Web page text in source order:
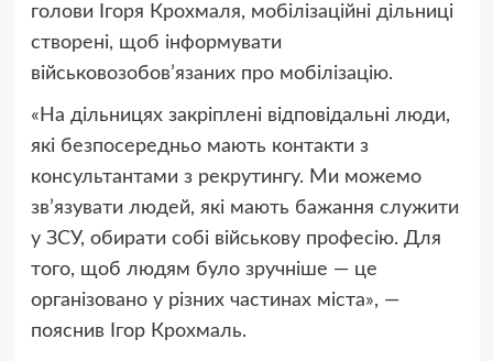
голови Ігоря Крохмаля, мобілізаційні дільниці
створені, щоб інформувати
військовозобов’язаних про мобілізацію.
«На дільницях закріплені відповідальні люди,
які безпосередньо мають контакти з
консультантами з рекрутингу. Ми можемо
зв’язувати людей, які мають бажання служити
у ЗСУ, обирати собі військову професію. Для
того, щоб людям було зручніше — це
організовано у різних частинах міста», —
пояснив Ігор Крохмаль.